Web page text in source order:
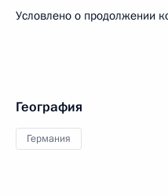
Условлено о продолжении
География
Германия